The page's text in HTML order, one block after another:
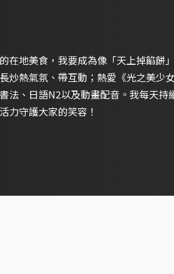
在地美食，我要成為像「天上掉餡餅
炒熱氣氛、帶互動；熱愛《光之美少
法、日語N2以及動畫配音。我每天持
力守護大家的笑容！